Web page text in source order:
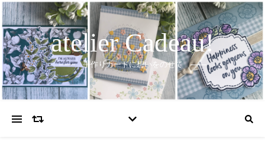
atelier Cadeau!
手作りカードに想いをのせて